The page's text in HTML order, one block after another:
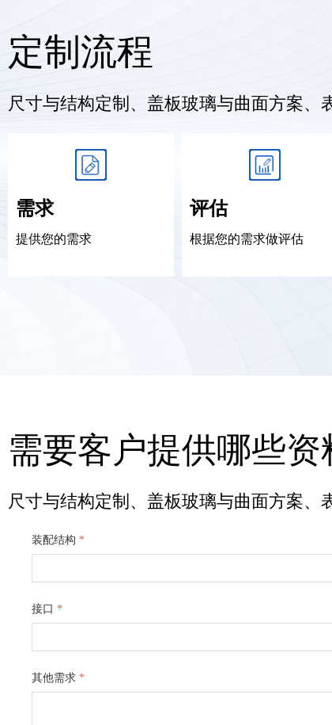
需要客户提供哪些资
尺寸与结构定制、盖板玻璃与曲面方案
装配结构 *
接口 *
其他需求 *
定制流程
尺寸与结构定制、盖板玻璃与曲面方案
需求
提供您的需求
评估
根据您的需求做评估